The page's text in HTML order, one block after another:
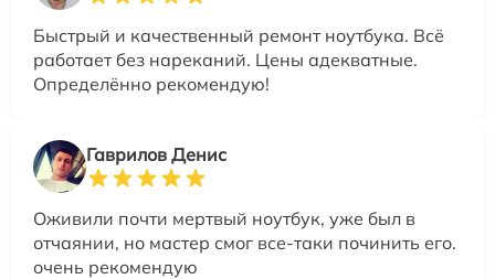
Быстрый и качественный ремонт ноутбука. Всё
работает без нареканий. Цены адекватные.
Определённо рекомендую!
Гаврилов Денис
Оживили почти мертвый ноутбук, уже был в
отчаянии, но мастер смог все-таки починить его.
очень рекомендую